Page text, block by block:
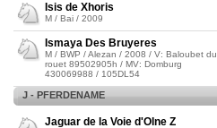
Isis de Xhoris
M / Bai / 2009
Ismaya Des Bruyeres
M / BWP / Alezan / 2008 / V: Baloubet du
rouet 89502905h / MV: Domburg
430069988 / 105DL54
J - PFERDENAME
Jaguar de la Voie d'Olne Z